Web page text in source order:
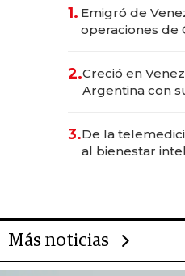
1. Emigró de
operaciones de
2.Creció en
Argentina con
las marcas
3.De la
al bienestar
Más noticias